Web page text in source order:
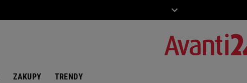
ZAKUPY TRENDY